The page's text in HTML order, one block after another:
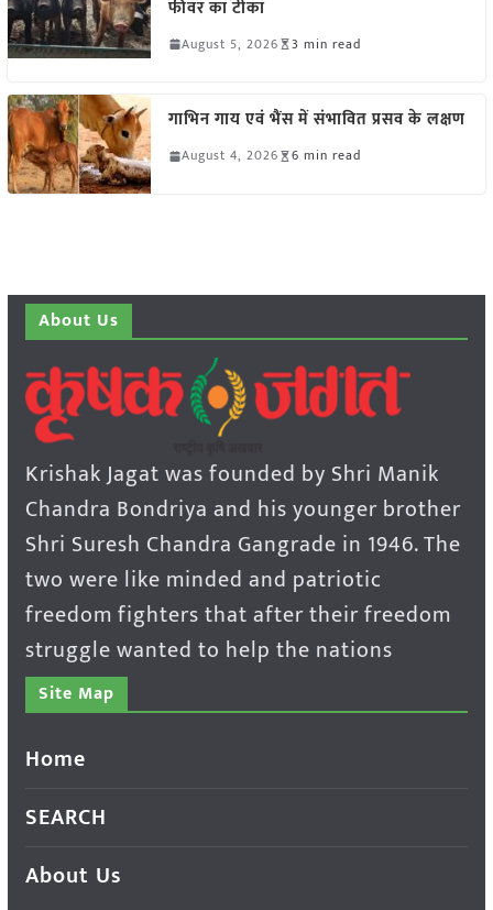
फीवर का टीका
August 5, 2026 3 min read
गाभिन गाय एवं भैंस में संभावित प्रसव के लक्षण
August 4, 2026 6 min read
About Us
Krishak Jagat was founded by Shri Manik
Chandra Bondriya and his younger brother
Shri Suresh Chandra Gangrade in 1946. The
two were like minded and patriotic
freedom fighters that after their freedom
struggle wanted to help the nations
Site Map
Home
SEARCH
About Us